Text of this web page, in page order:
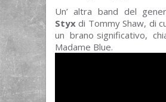
Un’ altra band del
Styxdi Tommy Shaw, di
un brano significativo,
Madame Blue.